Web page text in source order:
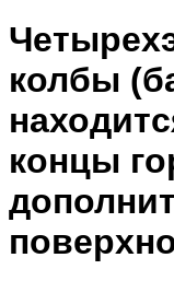
колбы
концы